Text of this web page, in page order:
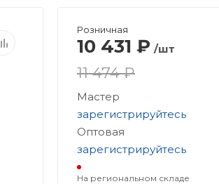
Розничная
10 431 ₽ /шт
11 474 ₽
Мастер
зарегистрируйтесь
Оптовая
зарегистрируйтесь
На региональном складе